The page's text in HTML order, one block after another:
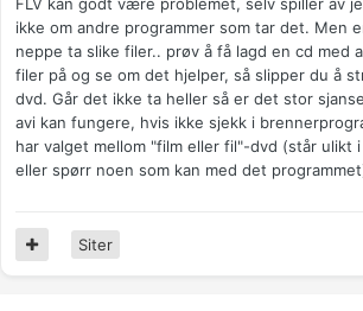
FLV kan godt være problemet, selv spiller av
ikke om andre programmer som tar det. Men
neppe ta slike filer.. prøv å få lagd en cd med
filer på og se om det hjelper, så slipper du å
dvd. Går det ikke ta heller så er det stor
avi kan fungere, hvis ikke sjekk i
har valget mellom "film eller fil"-dvd (står ulikt
eller spørr noen som kan med det
Siter